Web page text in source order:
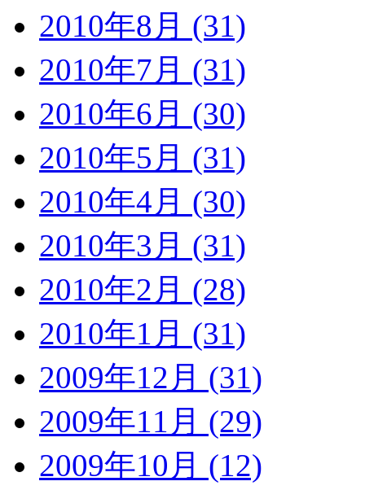
2010年8月 (31)
2010年7月 (31)
2010年6月 (30)
2010年5月 (31)
2010年4月 (30)
2010年3月 (31)
2010年2月 (28)
2010年1月 (31)
2009年12月 (31)
2009年11月 (29)
2009年10月 (12)